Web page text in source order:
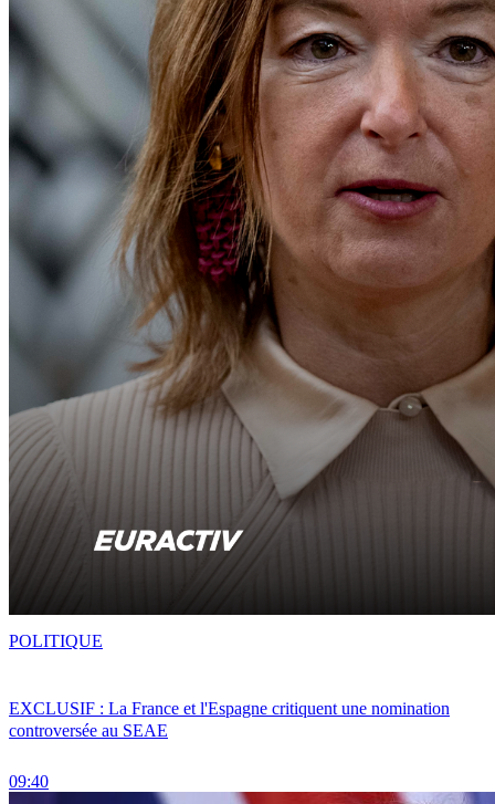
EXCLUSIF : La France et l'Espagne critiquent une nomination
controversée au SEAE
09:40
POLITIQUE